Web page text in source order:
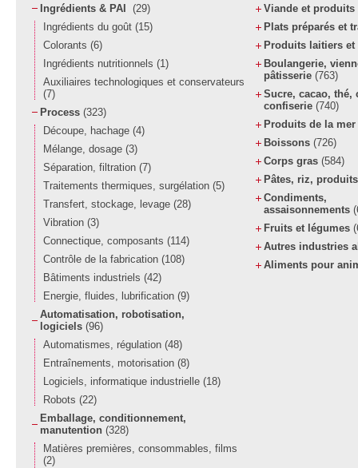
Ingrédients & PAI (29)
Ingrédients du goût (15)
Colorants (6)
Ingrédients nutritionnels (1)
Auxiliaires technologiques et conservateurs
(7)
Process (323)
Découpe, hachage (4)
Mélange, dosage (3)
Séparation, filtration (7)
Traitements thermiques, surgélation (5)
Transfert, stockage, levage (28)
Vibration (3)
Connectique, composants (114)
Contrôle de la fabrication (108)
Bâtiments industriels (42)
Energie, fluides, lubrification (9)
Automatisation, robotisation,
logiciels (96)
Automatismes, régulation (48)
Entraînements, motorisation (8)
Logiciels, informatique industrielle (18)
Robots (22)
Emballage, conditionnement,
manutention (328)
Matières premières, consommables, films
(2)
Viande et
Plats préparés et
Produits laitiers
Boulangerie,
pâtisserie (763)
Sucre, cacao, thé,
confiserie (740)
Produits de la mer
Boissons (726)
Corps gras (584)
Pâtes, riz,
Condiments,
assaisonnements
Fruits et légumes
Autres industries
Aliments pour